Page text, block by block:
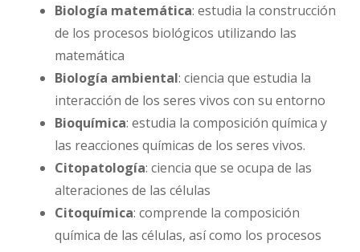
Biología matemática: estudia la construcción
de los procesos biológicos utilizando las
matemática
Biología ambiental: ciencia que estudia la
interacción de los seres vivos con su entorno
Bioquímica: estudia la composición química y
las reacciones químicas de los seres vivos.
Citopatología: ciencia que se ocupa de las
alteraciones de las células
Citoquímica: comprende la composición
química de las células, así como los procesos